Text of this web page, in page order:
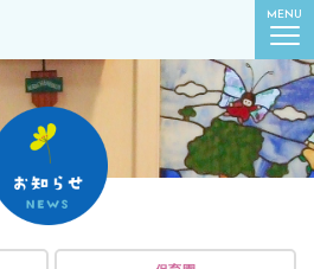
MENU
し会